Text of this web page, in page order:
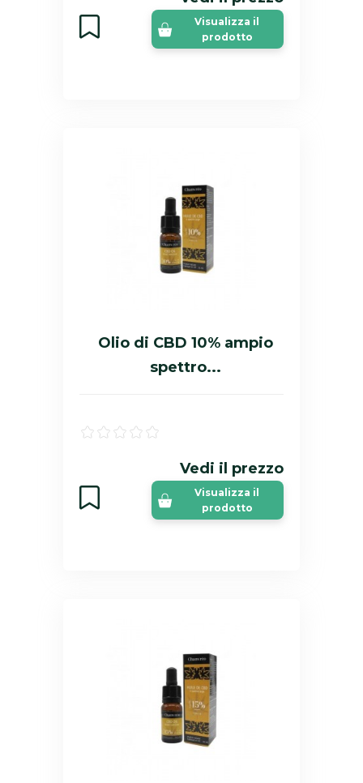
Visualizza il
prodotto
Olio di CBD 10% ampio
spettro...
Vedi il prezzo
Visualizza il
prodotto